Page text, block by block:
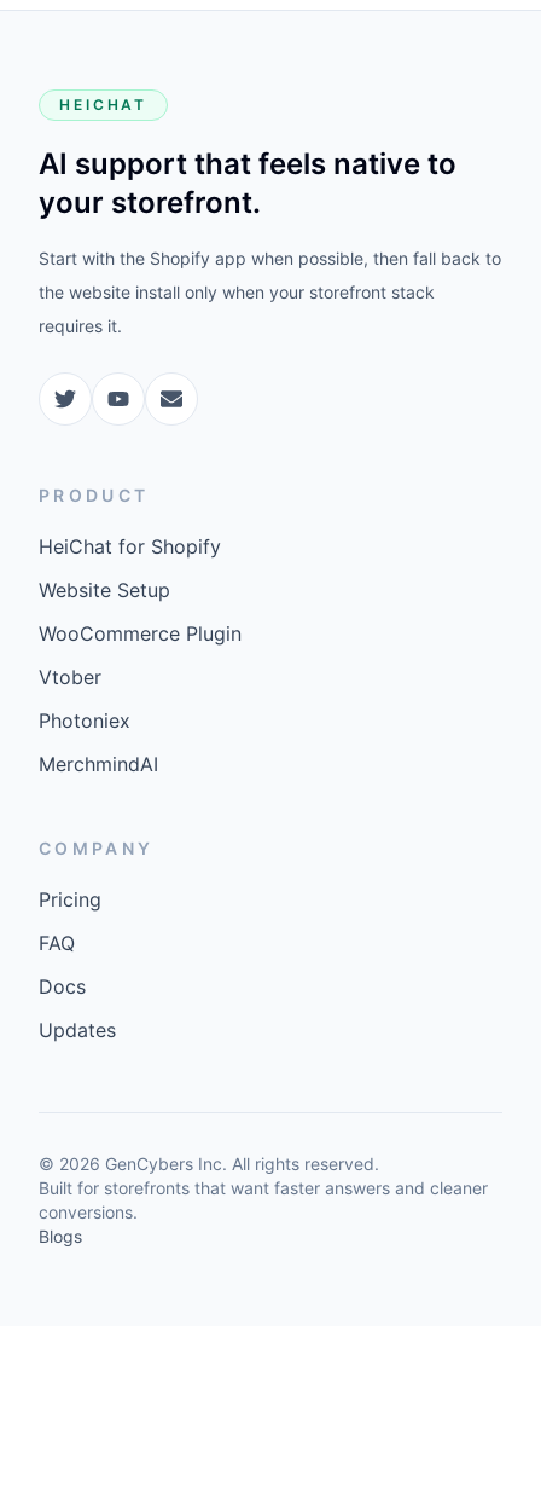
HEICHAT
AI support that feels native to
your storefront.
Start with the Shopify app when possible, then fall back to
the website install only when your storefront stack
requires it.
PRODUCT
HeiChat for Shopify
Website Setup
WooCommerce Plugin
Vtober
Photoniex
MerchmindAI
COMPANY
Pricing
FAQ
Docs
Updates
© 2026 GenCybers Inc. All rights reserved.
Built for storefronts that want faster answers and cleaner
conversions.
Blogs